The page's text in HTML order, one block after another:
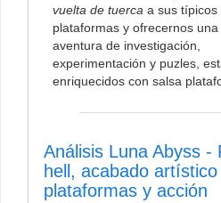
vuelta de tuerca a sus típicos
plataformas y ofrecernos una
aventura de investigación,
experimentación y puzles,
enriquecidos con salsa
Análisis Luna Abyss -
hell, acabado
plataformas y acción